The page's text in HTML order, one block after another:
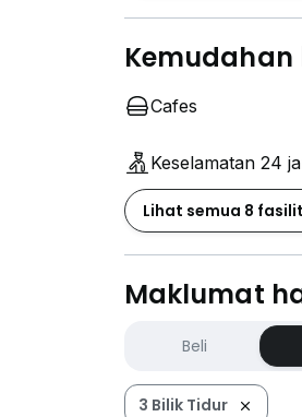
Kemudahan
Cafes
Keselamatan 24
Lihat semua 8
Maklumat
Beli
3 Bilik Tidur